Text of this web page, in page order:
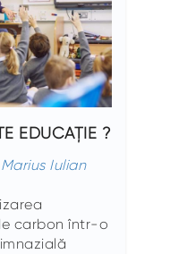
EDUCAȚIE ?
Marius Iulian
carbon într-o